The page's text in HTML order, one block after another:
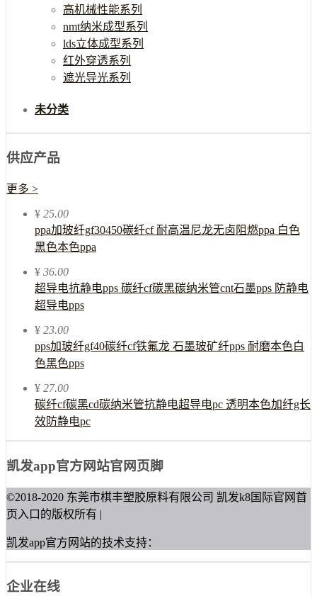
高机械性能系列
nmt纳米成型系列
lds立体成型系列
红外穿透系列
遮光导光系列
未分类
供应产品
更多 >
¥ 25.00
ppa加玻纤gf30450碳纤cf 耐高温尼龙无卤阻燃ppa 白色
黑色本色ppa
¥ 36.00
超导电抗静电pps 碳纤cf碳黑碳纳米管cnt石墨pps 防静电
超导电pps
¥ 23.00
pps加玻纤gf40碳纤cf铁氟龙 石墨玻矿纤pps 耐磨本色白
色黑色pps
¥ 27.00
碳纤cf碳黑cd碳纳米管抗静电超导电pc 透明本色加纤g长
效防静电pc
凯发app官方网站官网页脚
©2018-2020 东莞市棋丰塑胶原料有限公司 凯发k8国际官网首
页入口的版权所有 |
凯发app官方网站的技术支持：
企业在线